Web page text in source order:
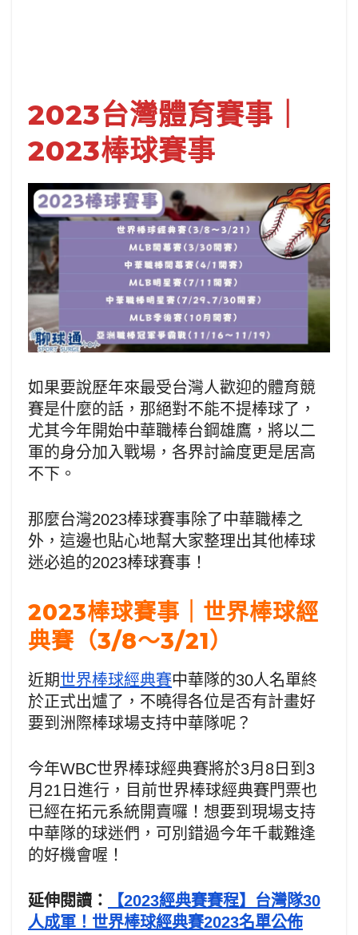
2023台灣體育賽事｜
2023棒球賽事
如果要說歷年來最受台灣人歡迎的體育競
賽是什麼的話，那絕對不能不提棒球了，
尤其今年開始中華職棒台鋼雄鷹，將以二
軍的身分加入戰場，各界討論度更是居高
不下。
那麼台灣2023棒球賽事除了中華職棒之
外，這邊也貼心地幫大家整理出其他棒球
迷必追的2023棒球賽事！
2023棒球賽事｜世界棒球經
典賽（3/8～3/21）
近期世界棒球經典賽中華隊的30人名單終
於正式出爐了，不曉得各位是否有計畫好
要到洲際棒球場支持中華隊呢？
今年WBC世界棒球經典賽將於3月8日到3
月21日進行，目前世界棒球經典賽門票也
已經在拓元系統開賣囉！想要到現場支持
中華隊的球迷們，可別錯過今年千載難逢
的好機會喔！
延伸閱讀：
【2023經典賽賽程】台灣隊30
人成軍！世界棒球經典賽2023名單公佈